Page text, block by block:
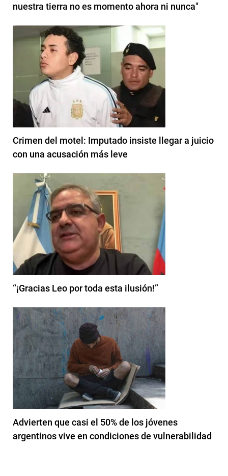
nuestra tierra no es momento ahora ni nunca"
Crimen del motel: Imputado insiste llegar a juicio
con una acusación más leve
“¡Gracias Leo por toda esta ilusión!”
Advierten que casi el 50% de los jóvenes
argentinos vive en condiciones de vulnerabilidad